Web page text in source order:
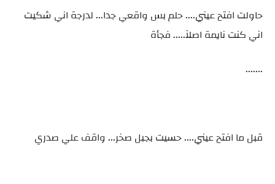
حاولت افتح عيني.... حلم بس واقعي جدا... لدرجة اني شكيت
اني كنت نايمة اصلآ..... فجأة
.......
قبل ما افتح عيني.... حسيت بجبل صخر... واقف علي صدري